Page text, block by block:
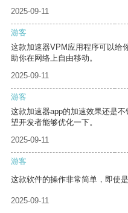
2025-09-11
游客
这款加速器VPM应用程序可以给
助你在网络上自由移动。
2025-09-11
游客
这款加速器app的加速效果还是
望开发者能够优化一下。
2025-09-11
游客
这款软件的操作非常简单，即使
2025-09-11